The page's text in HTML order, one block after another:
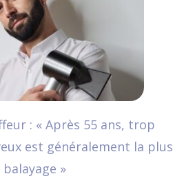
: « Après 55 ans, trop
est généralement la plus
»